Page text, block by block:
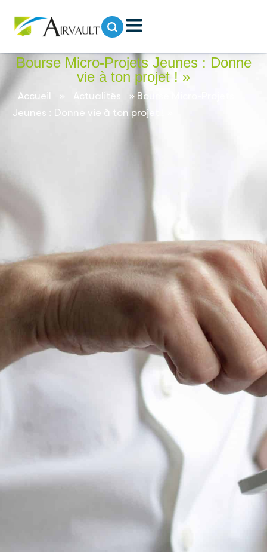
Bourse Micro-Projets Jeunes : Donne
vie à ton projet ! »
Accueil » Actualités » Bourse Micro-Projets
Jeunes : Donne vie à ton projet ! »